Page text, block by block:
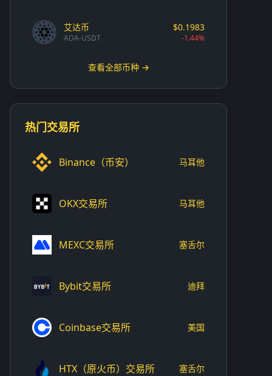
艾达币
ADA-USDT
$0.1983
-1.44%
查看全部币种 →
热门交易所
Binance（币安） 马耳他
OKX交易所 马耳他
MEXC交易所 塞舌尔
Bybit交易所 迪拜
Coinbase交易所 美国
HTX（原火币）交易所 塞舌尔